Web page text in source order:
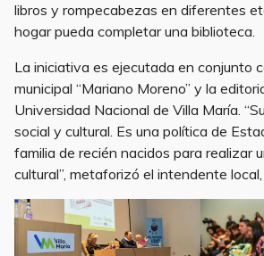
libros y rompecabezas en diferentes
hogar pueda completar una biblioteca.
La iniciativa es ejecutada en conjunto
municipal “Mariano Moreno” y la
Universidad Nacional de Villa María.
social y cultural. Es una política de
familia de recién nacidos para realizar
cultural”, metaforizó el intendente local,